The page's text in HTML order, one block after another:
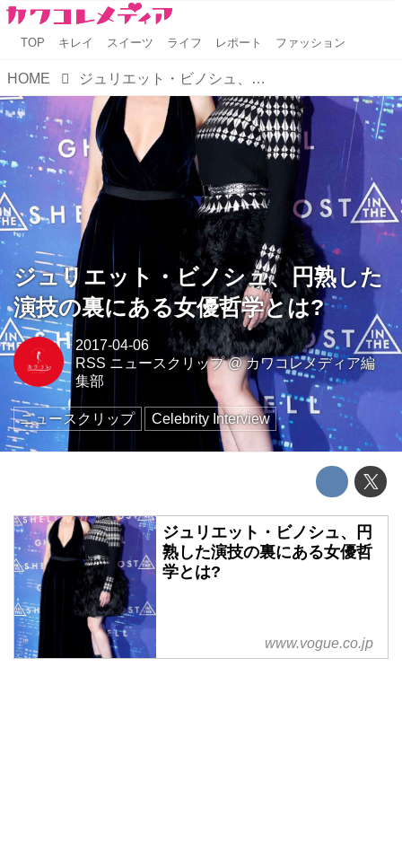
TOP キレイ スイーツ ライフ レポート ファッション
HOME ジュリエット・ビノシュ、円熟した演技の裏にある女優哲学とは?
ジュリエット・ビノシュ、円熟した
演技の裏にある女優哲学とは?
2017-04-06
RSS ニュースクリップ@カワコレメディア編
集部
ニュースクリップ Celebrity Interview
ジュリエット・ビノシュ、円
熟した演技の裏にある女優哲
学とは?
www.vogue.co.jp